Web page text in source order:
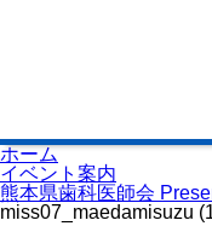
ホーム
イベント案内
熊本県歯科医師会
miss07_maedamisuzu